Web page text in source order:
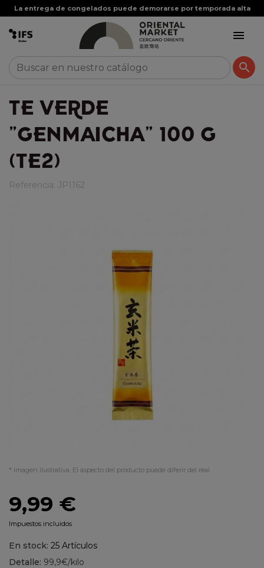
La entrega de congelados puede demorarse por temporada alta


TE VERDE
"GENMAICHA" 100 G
(TE2)
Referencia: JP1162
* Imagen ilustrativa. El aspecto del producto puede diferir del real.
9,99 €
Impuestos incluidos
En stock: 25 Artículos
Detalle: 99,9€/kilo